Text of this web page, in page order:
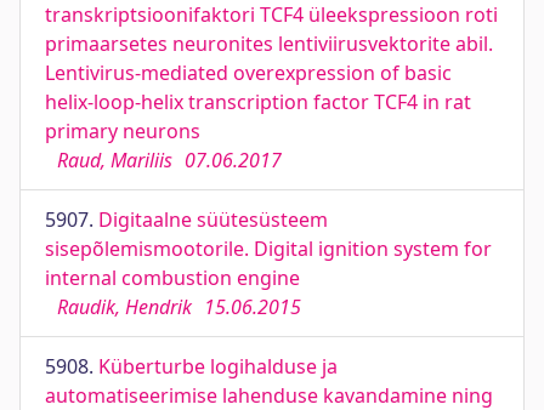
transkriptsioonifaktori TCF4 üleekspressioon roti
primaarsetes neuronites lentiviirusvektorite abil.
Lentivirus-mediated overexpression of basic
helix-loop-helix transcription factor TCF4 in rat
primary neurons
Raud, Mariliis 07.06.2017
5907. Digitaalne süütesüsteem
sisepõlemismootorile. Digital ignition system for
internal combustion engine
Raudik, Hendrik 15.06.2015
5908. Küberturbe logihalduse ja
automatiseerimise lahenduse kavandamine ning